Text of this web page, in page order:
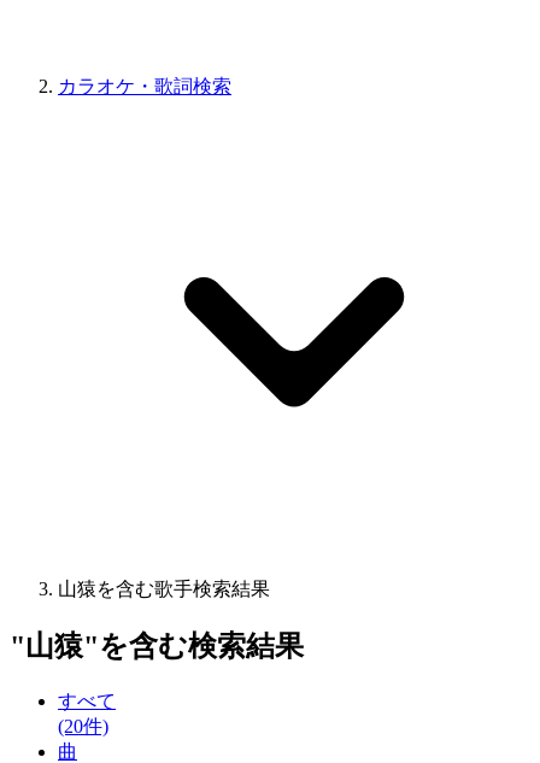
カラオケ・歌詞検索
山猿を含む歌手検索結果
"山猿"を含む検索結果
すべて
(20件)
曲